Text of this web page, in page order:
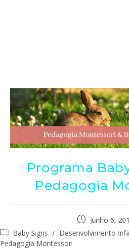
Programa
Pedagogia
Junho 6,
Baby Signs / Desenvolvimento
Pedagogia Montessori